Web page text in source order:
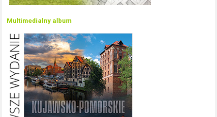
Multimedialny album